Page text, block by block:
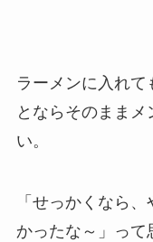
ラーメンに入れて
とならそのまま
い。
「せっかくなら
かったな～」って